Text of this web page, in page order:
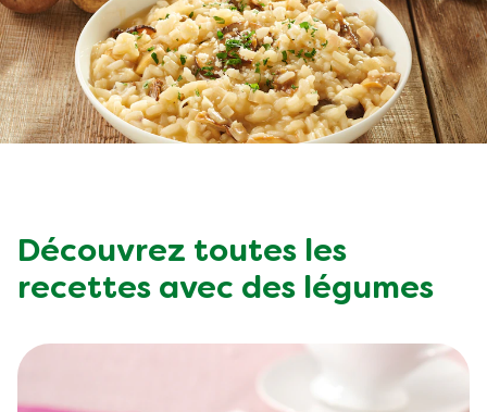
Végétarien
Ingrédients
Occasions
Aides culinaires
Wraps aux légumes
Snackpots
Découvrez toutes les
recettes avec des légumes